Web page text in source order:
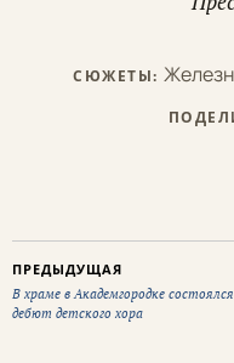
СЮЖЕТЫ:
ПРЕДЫДУЩАЯ
В храме в Академгородке состоялся
дебют детского хора